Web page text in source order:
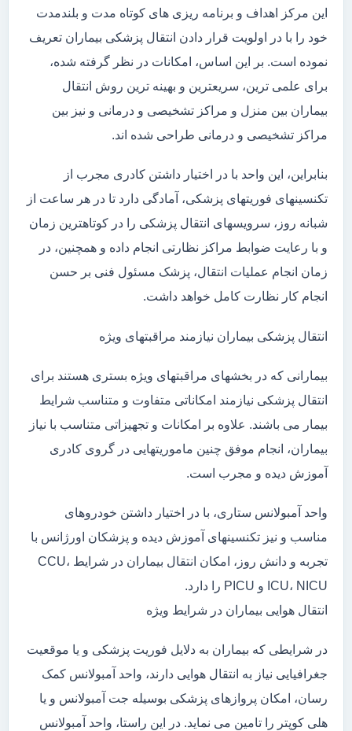
این مرکز اهداف و برنامه ریزی های کوتاه مدت و بلندمدت
خود را با در اولویت قرار دادن انتقال پزشکی بیماران تعریف
نموده است. بر این اساس، امکانات در نظر گرفته شده،
برای علمی ترین، سریعترین و بهینه ترین روش انتقال
بیماران بین منزل و مراکز تشخیصی و درمانی و نیز بین
مراکز تشخیصی و درمانی طراحی شده اند.
بنابراین، این واحد با در اختیار داشتن کادری مجرب از
تکنسینهای فوریتهای پزشکی، آمادگی دارد تا در هر ساعت از
شبانه روز، سرویسهای انتقال پزشکی را در کوتاهترین زمان
و با رعایت ضوابط مراکز نظارتی انجام داده و همچنین، در
زمان انجام عملیات انتقال، پزشک مسئول فنی بر حسن
انجام کار نظارت کامل خواهد داشت.
انتقال پزشکی بیماران نیازمند مراقبتهای ویژه
بیمارانی که در بخشهای مراقبتهای ویژه بستری هستند برای
انتقال پزشکی نیازمند امکاناتی متفاوت و متناسب شرایط
بیمار می باشند. علاوه بر امکانات و تجهیزاتی متناسب با نیاز
بیماران، انجام موفق چنین ماموریتهایی در گروی کادری
آموزش دیده و مجرب است.
واحد آمبولانس ستاری، با در اختیار داشتن خودروهای
مناسب و نیز تکنسینهای آموزش دیده و پزشکان اورژانس با
تجربه و دانش روز، امکان انتقال بیماران در شرایط CCU،
ICU، NICU و PICU را دارد.
انتقال هوایی بیماران در شرایط ویژه
در شرایطی که بیماران به دلایل فوریت پزشکی و یا موقعیت
جغرافیایی نیاز به انتقال هوایی دارند، واحد آمبولانس کمک
رسان، امکان پروازهای پزشکی بوسیله جت آمبولانس و یا
هلی کوپتر را تامین می نماید. در این راستا، واحد آمبولانس